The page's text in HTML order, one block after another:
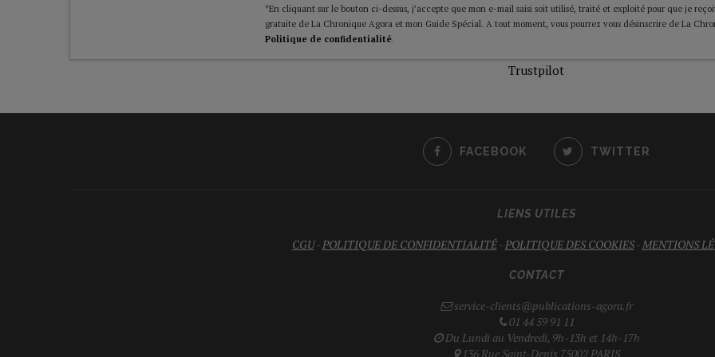
*En cliquant sur le bouton ci-dessus, j’accepte que mon e-mail saisi soit utilisé, traité et exploité pour que je
gratuite de La Chronique Agora et mon Guide Spécial. A tout moment, vous pourrez vous désinscrire de La
Politique de confidentialité.
Trustpilot
FACEBOOK TWITTER
LIENS UTILES
CGU-POLITIQUE DE CONFIDENTIALITÉ-POLITIQUE DES COOKIES-MENTIONS
CONTACT
service-clients@publications-agora.fr
01 44 59 91 11
Du Lundi au Vendredi, 9h-13h et 14h-17h
136 Rue Saint-Denis 75002 PARIS